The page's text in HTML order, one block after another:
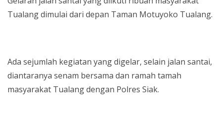
Tualang dimulai dari depan Taman Motuyoko Tualang.
Ada sejumlah kegiatan yang digelar, selain jalan santai,
diantaranya senam bersama dan ramah tamah
masyarakat Tualang dengan Polres Siak.